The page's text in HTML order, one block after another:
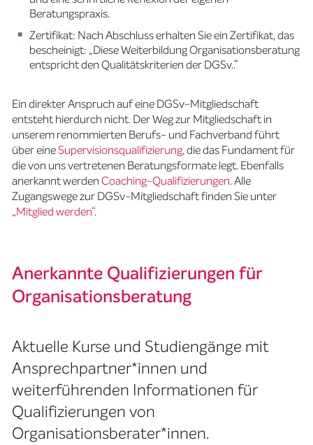
Beratungspraxis.
Zertifikat: Nach Abschluss erhalten Sie ein Zertifikat, das
bescheinigt: „Diese Weiterbildung Organisationsberatung
entspricht den Qualitätskriterien der DGSv..“
Ein direkter Anspruch auf eine DGSv-Mitgliedschaft
entsteht hierdurch nicht. Der Weg zur Mitgliedschaft in
unserem renommierten Berufs- und Fachverband führt
über eineSupervisionsqualifizierung, die das Fundament für
die von uns vertretenen Beratungsformate legt. Ebenfalls
anerkannt werdenCoaching-Qualifizierungen. Alle
Zugangswege zur DGSv-Mitgliedschaft finden Sie unter
„Mitglied werden“.
Anerkannte Qualifizierungen für
Organisationsberatung
Aktuelle Kurse und Studiengänge mit
Ansprechpartner*innen und
weiterführenden Informationen für
Qualifizierungen von
Organisationsberater*innen.